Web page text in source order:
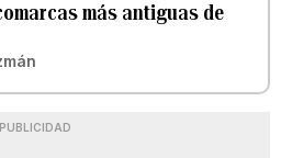
más antiguas de
PUBLICIDAD